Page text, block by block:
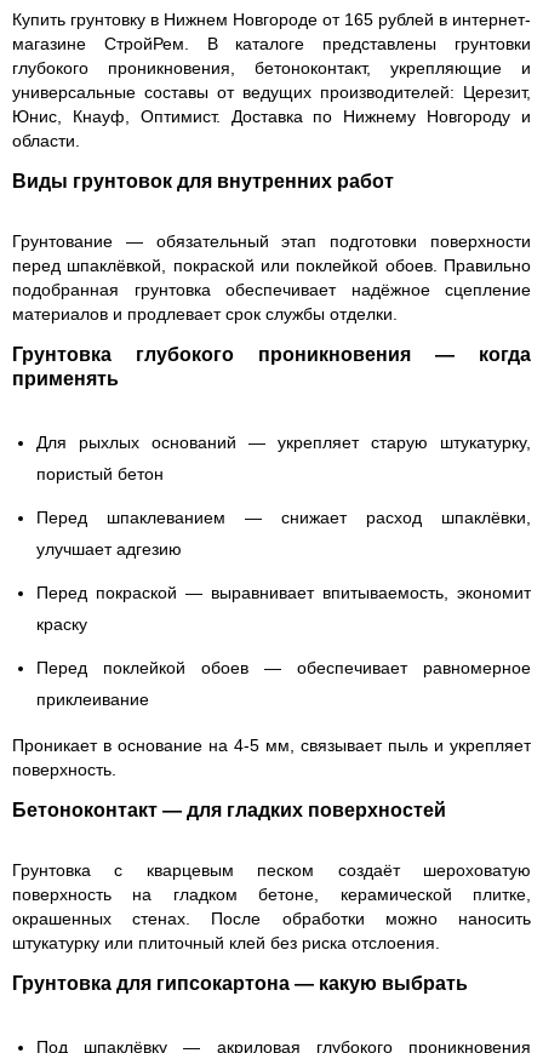
Купить грунтовку в Нижнем Новгороде от 165 рублей в интернет-
магазине СтройРем. В каталоге представлены грунтовки
глубокого проникновения, бетоноконтакт, укрепляющие и
универсальные составы от ведущих производителей: Церезит,
Юнис, Кнауф, Оптимист. Доставка по Нижнему Новгороду и
области.
Виды грунтовок для внутренних работ
Грунтование — обязательный этап подготовки поверхности
перед шпаклёвкой, покраской или поклейкой обоев. Правильно
подобранная грунтовка обеспечивает надёжное сцепление
материалов и продлевает срок службы отделки.
Грунтовка глубокого проникновения — когда
применять
Для рыхлых оснований — укрепляет старую штукатурку,
пористый бетон
Перед шпаклеванием — снижает расход шпаклёвки,
улучшает адгезию
Перед покраской — выравнивает впитываемость, экономит
краску
Перед поклейкой обоев — обеспечивает равномерное
приклеивание
Проникает в основание на 4-5 мм, связывает пыль и укрепляет
поверхность.
Бетоноконтакт — для гладких поверхностей
Грунтовка с кварцевым песком создаёт шероховатую
поверхность на гладком бетоне, керамической плитке,
окрашенных стенах. После обработки можно наносить
штукатурку или плиточный клей без риска отслоения.
Грунтовка для гипсокартона — какую выбрать
Под шпаклёвку — акриловая глубокого проникновения